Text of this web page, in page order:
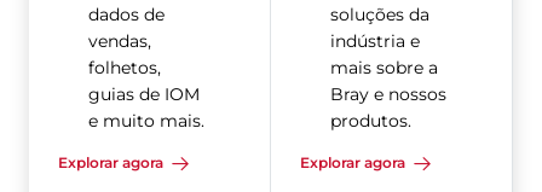
dados de
vendas,
folhetos,
guias de IOM
e muito mais.
Explorar agora
soluções da
indústria e
mais sobre a
Bray e nossos
produtos.
Explorar agora